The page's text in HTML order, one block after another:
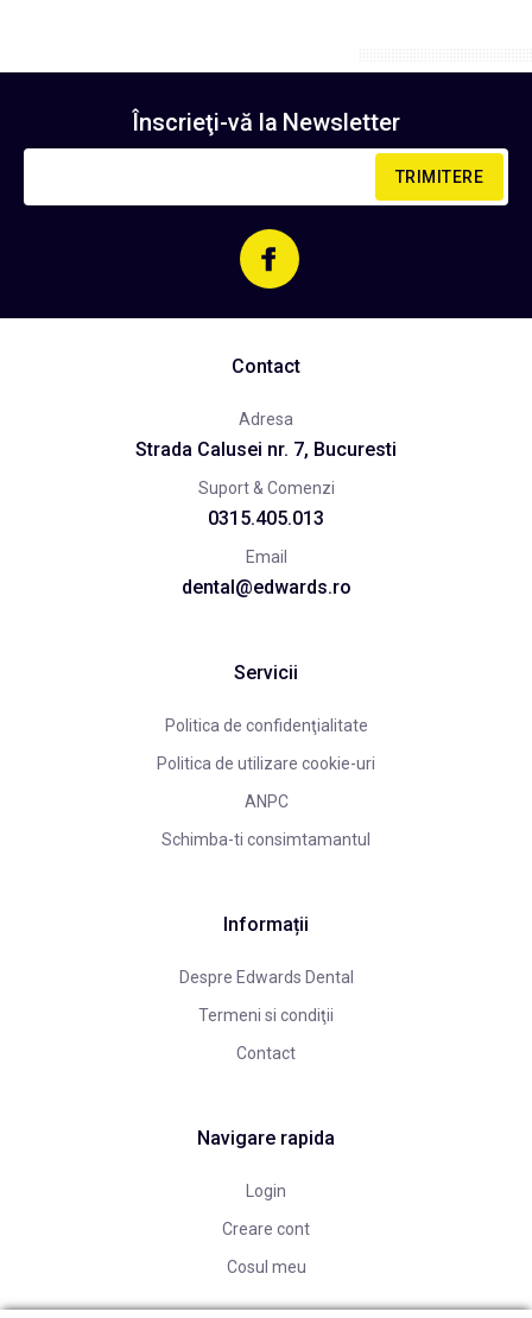
Înscrieţi-vă la Newsletter
TRIMITERE
Contact
Adresa
Strada Calusei nr. 7, Bucuresti
Suport & Comenzi
0315.405.013
Email
dental@edwards.ro
Servicii
Politica de confidenţialitate
Politica de utilizare cookie-uri
ANPC
Schimba-ti consimtamantul
Informații
Despre Edwards Dental
Termeni si condiţii
Contact
Navigare rapida
Login
Creare cont
Cosul meu